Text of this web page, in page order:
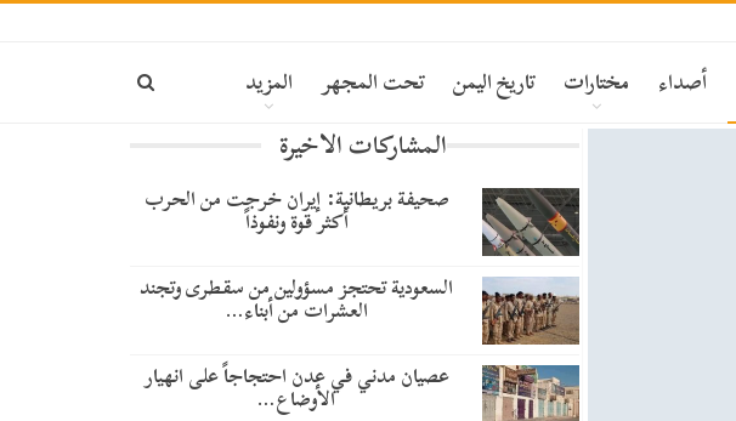
أصداء مختارات تاريخ اليمن تحت المجهر المزيد
المشاركات الاخيرة
صحيفة بريطانية: إيران خرجت من الحرب
أكثر قوة ونفوذاً
السعودية تحتجز مسؤولين من سقطرى وتجند
العشرات من أبناء…
عصيان مدني في عدن احتجاجاً على انهيار
الأوضاع…